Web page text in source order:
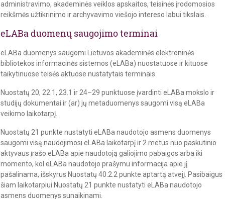
administravimo, akademinės veiklos apskaitos, teisinės įrodomosios
reikšmės užtikrinimo ir archyvavimo viešojo intereso labui tikslais.
eLABa duomenų saugojimo terminai
eLABa duomenys saugomi Lietuvos akademinės elektroninės
bibliotekos informacinės sistemos (eLABa) nuostatuose ir kituose
taikytinuose teisės aktuose nustatytais terminais.
Nuostatų 20, 22.1, 23.1 ir 24–29 punktuose įvardinti eLABa mokslo ir
studijų dokumentai ir (ar) jų metaduomenys saugomi visą eLABa
veikimo laikotarpį.
Nuostatų 21 punkte nustatyti eLABa naudotojo asmens duomenys
saugomi visą naudojimosi eLABa laikotarpį ir 2 metus nuo paskutinio
aktyvaus įrašo eLABa apie naudotoją galiojimo pabaigos arba iki
momento, kol eLABa naudotojo prašymu informacija apie jį
pašalinama, išskyrus Nuostatų 40.2.2 punkte aptartą atvejį. Pasibaigus
šiam laikotarpiui Nuostatų 21 punkte nustatyti eLABa naudotojo
asmens duomenys sunaikinami.